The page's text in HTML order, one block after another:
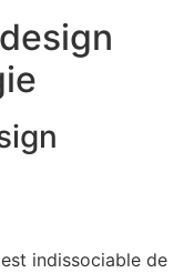
indissociable de